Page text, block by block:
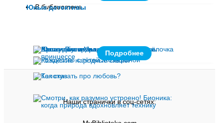
В библиотеке
Юные детективы
Подробнее
Наши странички в соц-сетях: